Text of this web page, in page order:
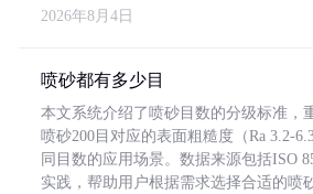
2026年8月4日
喷砂都有多少目
本文系统介绍了喷砂目数的分级标准，
喷砂200目对应的表面粗糙度（Ra 3.2-
同目数的应用场景。数据来源包括ISO
实践，帮助用户根据需求选择合适的喷